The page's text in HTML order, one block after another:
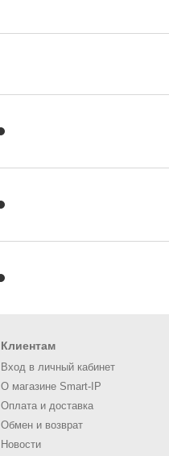
Клиентам
Вход в личный кабинет
О магазине Smart-IP
Оплата и доставка
Обмен и возврат
Новости